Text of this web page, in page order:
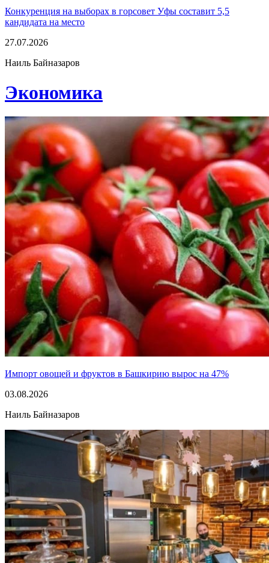
Конкуренция на выборах в горсовет Уфы составит 5,5
кандидата на место
27.07.2026
Наиль Байназаров
Экономика
Импорт овощей и фруктов в Башкирию вырос на 47%
03.08.2026
Наиль Байназаров